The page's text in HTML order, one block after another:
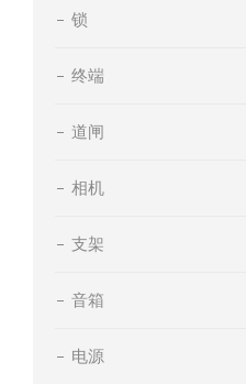
锁
终端
道闸
相机
支架
音箱
电源